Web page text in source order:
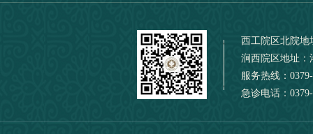
西工院区北院地
涧西院区地址：
服务热线：
急诊电话：